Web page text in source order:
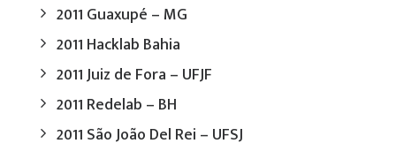
2011 Guaxupé – MG
2011 Hacklab Bahia
2011 Juiz de Fora – UFJF
2011 Redelab – BH
2011 São João Del Rei – UFSJ